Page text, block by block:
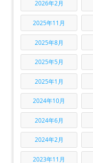
2026年2月
2025年11月
2025年8月
2025年5月
2025年1月
2024年10月
2024年6月
2024年2月
2023年11月